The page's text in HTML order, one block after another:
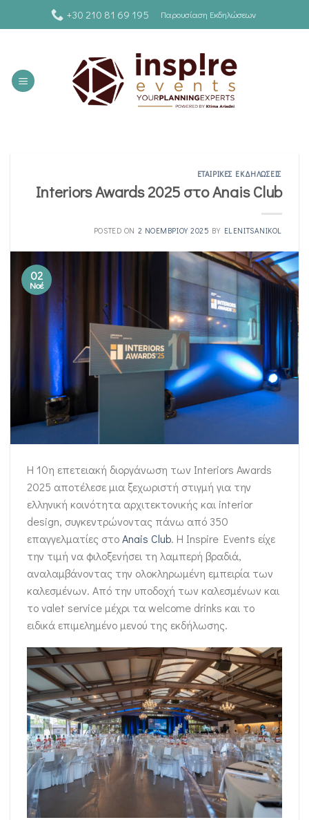
to
+30 210 81 69 195 Παρουσίαση Εκδηλώσεων
ΕΤΑΙΡΙΚΈΣ ΕΚΔΗΛΏΣΕΙΣ
Interiors Awards 2025 στο Anais Club
POSTED ON 2 ΝΟΕΜΒΡΊΟΥ 2025 BY ELENITSANIKOL
02
Νοέ
Η 10η επετειακή διοργάνωση των Interiors Awards
2025 αποτέλεσε μια ξεχωριστή στιγμή για την
ελληνική κοινότητα αρχιτεκτονικής και interior
design, συγκεντρώνοντας πάνω από 350
επαγγελματίες στοAnais Club. Η Inspire Events είχε
την τιμή να φιλοξενήσει τη λαμπερή βραδιά,
αναλαμβάνοντας την ολοκληρωμένη εμπειρία των
καλεσμένων. Aπό την υποδοχή των καλεσμένων και
το valet service μέχρι τα welcome drinks και το
ειδικά επιμελημένο μενού της εκδήλωσης.